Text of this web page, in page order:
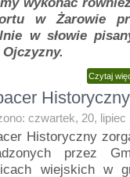
w Żarowie
w słowie
Ojczyzny.
Czytaj
czwartek, 20, lipiec
Historyczny
przez
wiejskich w